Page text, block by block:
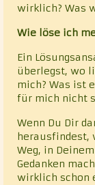
wirklich? Was
Wie löse ich
Ein
überlegst, wo
mich? Was ist
für mich nicht
Wenn Du Dir
herausfindest,
Weg, in
Gedanken
wirklich schon